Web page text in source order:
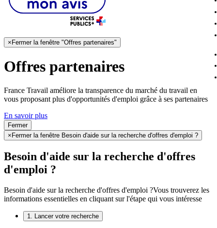
× Fermer la fenêtre "Offres partenaires"
Offres partenaires
France Travail améliore la transparence du marché du travail en
vous proposant plus d'opportunités d'emploi grâce à ses partenaires
En savoir plus
Fermer
× Fermer la fenêtre Besoin d'aide sur la recherche d'offres d'emploi ?
Besoin d'aide sur la recherche d'offres
d'emploi ?
Besoin d'aide sur la recherche d'offres d'emploi ?Vous trouverez les
informations essentielles en cliquant sur l'étape qui vous intéresse
1. Lancer votre recherche